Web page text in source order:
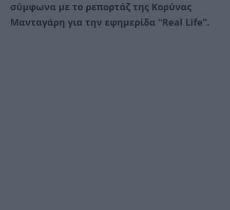
σύμφωνα με το ρεπορτάζ της Κορύνας
Μανταγάρη για την εφημερίδα “Real Life”.